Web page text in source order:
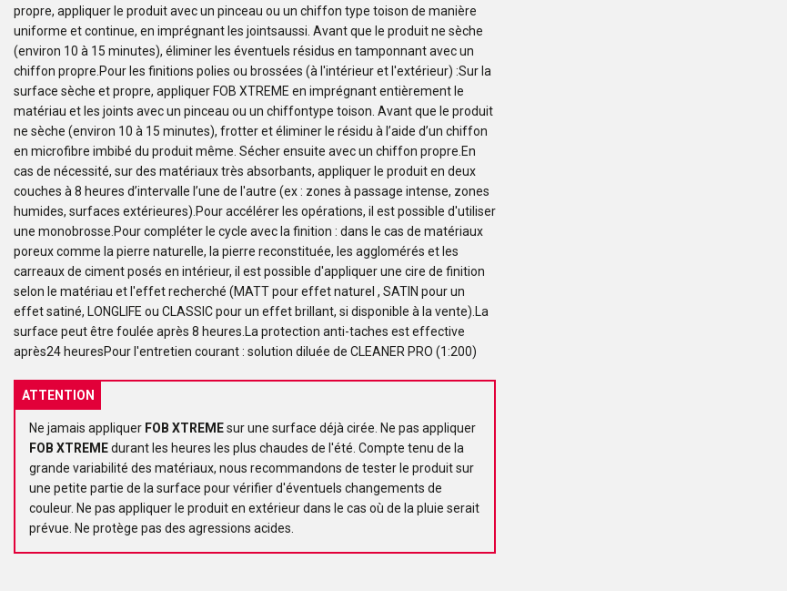
propre, appliquer le produit avec un pinceau ou un chiffon type toison de manière
uniforme et continue, en imprégnant les jointsaussi. Avant que le produit ne sèche
(environ 10 à 15 minutes), éliminer les éventuels résidus en tamponnant avec un
chiffon propre.Pour les finitions polies ou brossées (à l'intérieur et l'extérieur) :Sur la
surface sèche et propre, appliquer FOB XTREME en imprégnant entièrement le
matériau et les joints avec un pinceau ou un chiffontype toison. Avant que le produit
ne sèche (environ 10 à 15 minutes), frotter et éliminer le résidu à l’aide d’un chiffon
en microfibre imbibé du produit même. Sécher ensuite avec un chiffon propre.En
cas de nécessité, sur des matériaux très absorbants, appliquer le produit en deux
couches à 8 heures d’intervalle l’une de l'autre (ex : zones à passage intense, zones
humides, surfaces extérieures).Pour accélérer les opérations, il est possible d'utiliser
une monobrosse.Pour compléter le cycle avec la finition : dans le cas de matériaux
poreux comme la pierre naturelle, la pierre reconstituée, les agglomérés et les
carreaux de ciment posés en intérieur, il est possible d'appliquer une cire de finition
selon le matériau et l'effet recherché (MATT pour effet naturel , SATIN pour un
effet satiné, LONGLIFE ou CLASSIC pour un effet brillant, si disponible à la vente).La
surface peut être foulée après 8 heures.La protection anti-taches est effective
après24 heuresPour l'entretien courant : solution diluée de CLEANER PRO (1:200)
ATTENTION
Ne jamais appliquer FOB XTREMEsur une surface déjà cirée. Ne pas appliquer
FOB XTREMEdurant les heures les plus chaudes de l'été. Compte tenu de la
grande variabilité des matériaux, nous recommandons de tester le produit sur
une petite partie de la surface pour vérifier d'éventuels changements de
couleur. Ne pas appliquer le produit en extérieur dans le cas où de la pluie serait
prévue. Ne protège pas des agressions acides.